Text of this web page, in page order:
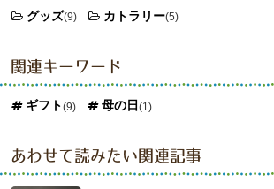
グッズ(9) カトラリー(5)
関連キーワード
ギフト(9) 母の日 (1)
あわせて読みたい関連記事